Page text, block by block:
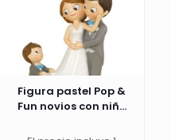
Figura pastel Pop &
Fun novios con niñ...